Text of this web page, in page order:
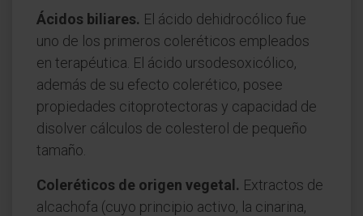
Ácidos biliares. El ácido dehidrocólico fue
uno de los primeros coleréticos empleados
en terapéutica. El ácido ursodesoxicólico,
además de su efecto colerético, posee
propiedades citoprotectoras y capacidad de
disolver cálculos de colesterol de pequeño
tamaño.
Coleréticos de origen vegetal. Extractos de
alcachofa (cuyo principio activo, la cinarina,